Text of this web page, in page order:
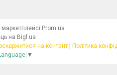
Prom.ua
на Bigl.ua
на контент | Політика
▼